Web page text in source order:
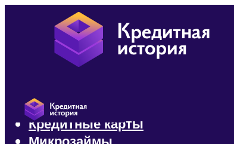
Кредиты
Кредитные карты